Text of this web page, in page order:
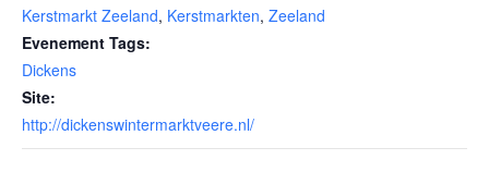
Kerstmarkt Zeeland, Kerstmarkten, Zeeland
Evenement Tags:
Dickens
Site:
http://dickenswintermarktveere.nl/